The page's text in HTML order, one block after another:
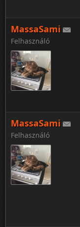
MassaSami
Felhasználó
MassaSami
Felhasználó